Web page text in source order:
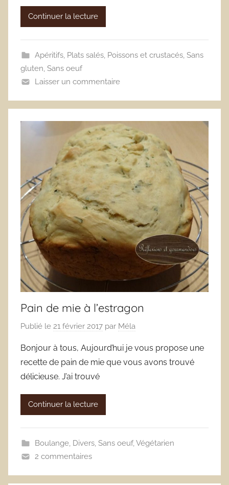
Continuer la lecture
Apéritifs, Plats salés, Poissons et crustacés, Sans
gluten, Sans oeuf
Laisser un commentaire
Pain de mie à l’estragon
Publié le 21 février 2017 par Méla
Bonjour à tous, Aujourd’hui je vous propose une
recette de pain de mie que vous avons trouvé
délicieuse. J’ai trouvé
Continuer la lecture
Boulange, Divers, Sans oeuf,Végétarien
2 commentaires